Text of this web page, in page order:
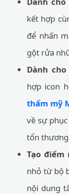
kết hợp
để nhấn
gột rửa
Dành
hợp icon
thẩm mỹ
về sự
tổn
Tạo điểm
nhỏ từ bộ
nội dung